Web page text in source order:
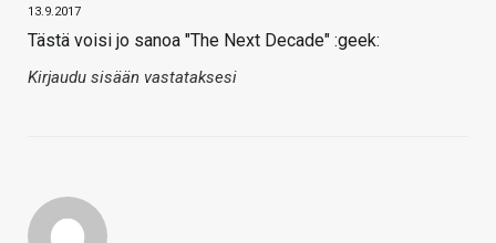
13.9.2017
Tästä voisi jo sanoa "The Next Decade" :geek:
Kirjaudu sisään vastataksesi